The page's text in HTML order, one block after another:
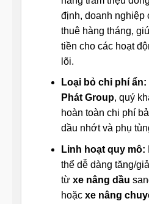
định, doanh nghiệp
thuê hàng tháng,
tiền cho các hoạt
lõi.
Loại bỏ chi phí ẩn:
Phát Group, quý
hoàn toàn chi phí
dầu nhớt và phụ
Linh hoạt quy mô:
thể dễ dàng tăng/
từ xe nâng dầu
hoặc xe nâng